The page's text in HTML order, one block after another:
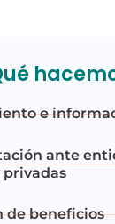
e
ante
privadas
de beneficios